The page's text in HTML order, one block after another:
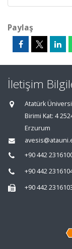
Paylaş
İletişim
Atatürk
Birimi Kat: 4
Erzurum
+90 442
+90 442
+90 442